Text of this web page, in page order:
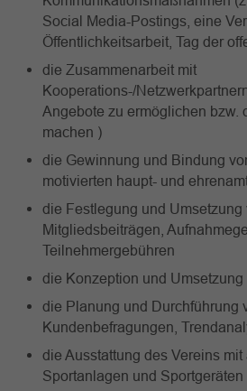
Social Media-Postings, eine
Öffentlichkeitsarbeit, Tag der
die Zusammenarbeit mit
Kooperations-/
Angebote zu ermöglichen bzw.
machen )
die Gewinnung und Bindung
motivierten haupt- und
die Festlegung und Umsetzung
Mitgliedsbeiträgen,
Teilnehmergebühren
die Konzeption und
die Planung und Durchführung
Kundenbefragungen,
die Ausstattung des Vereins mit
Sportanlagen und Sportgeräten